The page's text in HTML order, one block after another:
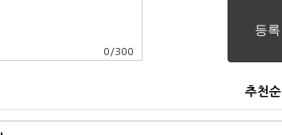
0 /300
추천순